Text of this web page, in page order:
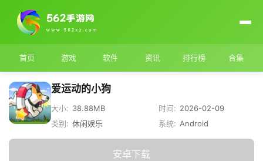
首页 游戏 软件 资讯 排行榜 合集
爱运动的小狗
大小: 38.88MB 时间: 2026-02-09
类别: 休闲娱乐 系统: Android
安卓下载